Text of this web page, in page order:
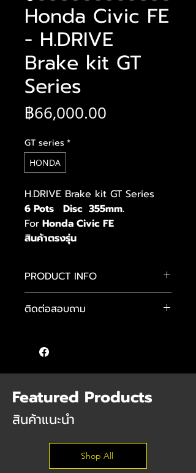
Honda Civic FE
- H.DRIVE
Brake kit GT
Series
฿66,000.00
GT series*
HONDA
H.DRIVE Brake kit GT Series
6 Pots Disc 355mm.
For Honda Civic FE
สินค้าตรงรุ่น
PRODUCT INFO
GT Series
- สายเบรกถัก
- อุปกรณ์น๊อตต่างๆ
ติดต่อสอบถาม
คุณจักษ์ :
คุณต๊อม :
Featured Products
สินค้าแนะนำ
Shop All